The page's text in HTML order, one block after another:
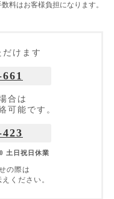
料はお客様負担になります。
けます
合は
可能です。
土日祝日休業
の際は
ください。